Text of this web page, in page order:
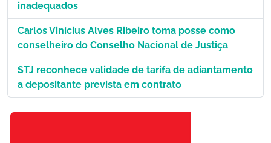
inadequados
Carlos Vinícius Alves Ribeiro toma posse como
conselheiro do Conselho Nacional de Justiça
STJ reconhece validade de tarifa de adiantamento
a depositante prevista em contrato